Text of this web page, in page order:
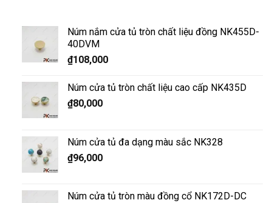
Núm nắm cửa tủ tròn chất liệu đồng NK455D-
40DVM
₫108,000
Núm cửa tủ tròn chất liệu cao cấp NK435D
₫80,000
Núm cửa tủ đa dạng màu sắc NK328
₫96,000
Núm cửa tủ tròn màu đồng cổ NK172D-DC